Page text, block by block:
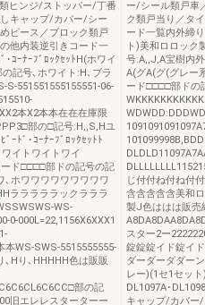
ヒンジ/ストッパー/丁番
キャップ/カバー/シー
ピース／ブロック類戸
他内装逆引きコード一
･ｺｰﾅｰﾌﾞﾛｯｸｾｯﾄH(ホワイ
記号､ホワイト:H､ブラ
S-551551555155551-06-
本X2本本在在在庫限
部の□記号:H,,S,Hユ
ﾞｰﾄﾞ･ｺｰﾅｰﾌﾞﾛｯｸｾｯﾄﾄ
イトワイトワイ
ド□□□□部ドの記号の記
､ホワワワワワワワワワ
ラララララックラララ
WS-
0-000L=22,1156X6XXX1
本WS-SWS-5515555555-
､Hり､HHHHH色は販販
部の記
旧エレレスターターー
ー/シール類戸車
ク類戸当り／タ
ード一覧内外締
ト)美和ロロック
号:A,,J,A宝樹内
A(グA(グ(グレー
ード□□□□部ドの
じ付付ね付ね付
含含含含含美和
製J色ははは販売
スター2ー
錠錠錠イド錠イ
ダーダーダダー
レー)(1セ1セッ
DL1097A･
キャップ/カバー